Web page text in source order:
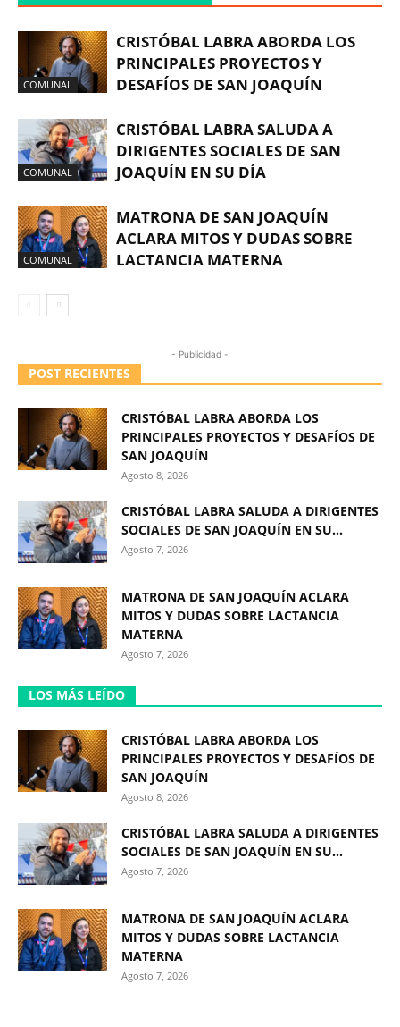
COMUNAL
CRISTÓBAL LABRA ABORDA LOS
PRINCIPALES PROYECTOS Y
DESAFÍOS DE SAN JOAQUÍN
COMUNAL
CRISTÓBAL LABRA SALUDA A
DIRIGENTES SOCIALES DE SAN
JOAQUÍN EN SU DÍA
COMUNAL
MATRONA DE SAN JOAQUÍN
ACLARA MITOS Y DUDAS SOBRE
LACTANCIA MATERNA
- Publicidad -
POST RECIENTES
CRISTÓBAL LABRA ABORDA LOS
PRINCIPALES PROYECTOS Y DESAFÍOS DE
SAN JOAQUÍN
Agosto 8, 2026
CRISTÓBAL LABRA SALUDA A DIRIGENTES
SOCIALES DE SAN JOAQUÍN EN SU...
Agosto 7, 2026
MATRONA DE SAN JOAQUÍN ACLARA
MITOS Y DUDAS SOBRE LACTANCIA
MATERNA
Agosto 7, 2026
LOS MÁS LEÍDO
CRISTÓBAL LABRA ABORDA LOS
PRINCIPALES PROYECTOS Y DESAFÍOS DE
SAN JOAQUÍN
Agosto 8, 2026
CRISTÓBAL LABRA SALUDA A DIRIGENTES
SOCIALES DE SAN JOAQUÍN EN SU...
Agosto 7, 2026
MATRONA DE SAN JOAQUÍN ACLARA
MITOS Y DUDAS SOBRE LACTANCIA
MATERNA
Agosto 7, 2026